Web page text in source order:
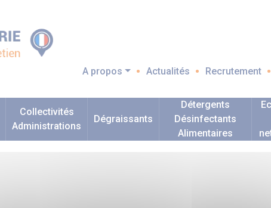
A propos Actualités Recrutement
Collectivités
Administrations
Dégraissants
Détergents
Désinfectants
Alimentaires